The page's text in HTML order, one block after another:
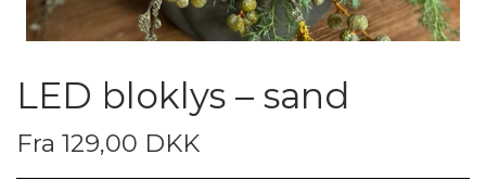
LED bloklys – sand
Fra 129,00 DKK